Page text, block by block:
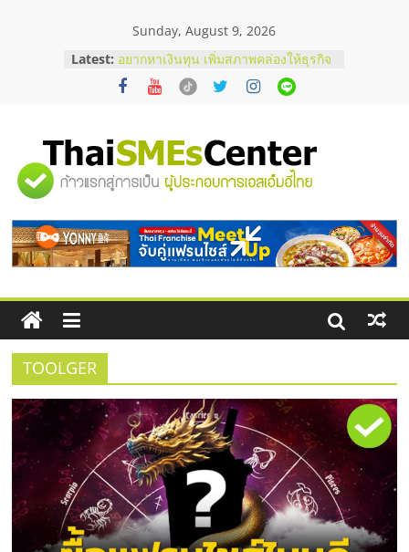
Sunday, August 9, 2026
Latest:
บริษัท Cybersecurity ในไทยที่ไหนดี?
วิธีเลือกผู้ให้บริการให้คุ้มค่าและตอบ
โจทย์ธุรกิจ
อยากหาเงินทุน เพิ่มสภาพคล่องให้ธุรกิจ
บริการน้ำมัน Shell
สัมมนาลงทุน แฟรนไชส์ยอนนี่
ThaiFranchise Meet Up จับคู่แฟรน
ร้านเครื่องเสียงคุณภาพสูง พร้อม
โซลูชันระบบภาพและเสียง
"ศูนย์
รวม
ข้อมูล
ธุรกิจ
SME
แห่ง
ประเทศไทย,
ThaiSMEsCenter,
TOOLGER